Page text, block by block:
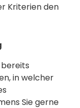
Kriterien den
bereits
in welcher
Sie gerne